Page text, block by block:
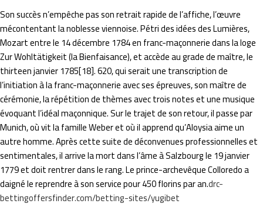
Son succès n’empêche pas son retrait rapide de l’affiche, l’œuvre
mécontentant la noblesse viennoise. Pétri des idées des Lumières,
Mozart entre le 14 décembre 1784 en franc-maçonnerie dans la loge
Zur Wohltätigkeit (la Bienfaisance), et accède au grade de maître, le
thirteen janvier 1785[18]. 620, qui serait une transcription de
l’initiation à la franc-maçonnerie avec ses épreuves, son maître de
cérémonie, la répétition de thèmes avec trois notes et une musique
évoquant l’idéal maçonnique. Sur le trajet de son retour, il passe par
Munich, où vit la famille Weber et où il apprend qu’Aloysia aime un
autre homme. Après cette suite de déconvenues professionnelles et
sentimentales, il arrive la mort dans l’âme à Salzbourg le 19 janvier
1779 et doit rentrer dans le rang. Le prince-archevêque Colloredo a
daigné le reprendre à son service pour 450 florins par an.drc-
bettingoffersfinder.com/betting-sites/yugibet